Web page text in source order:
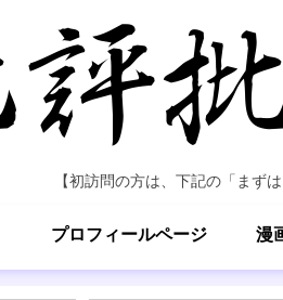
【初訪問の方は、下記の「まず
プロフィールページ 漫